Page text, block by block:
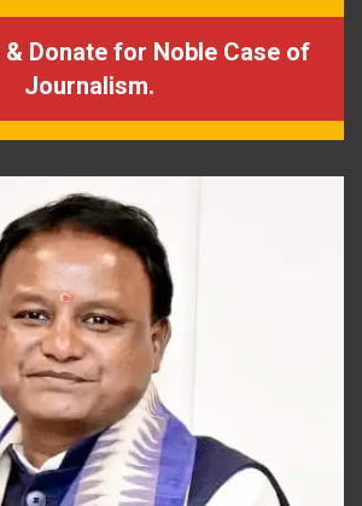
Donate for Noble Case of
Journalism.